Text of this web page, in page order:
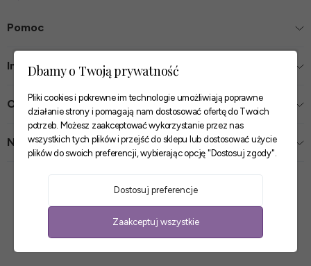
Pomoc
Informacje
O firmie
Nasze sklepy
Szybkie i pewne dostawy
Dbamy o Twoją prywatność
Pliki cookies i pokrewne im technologie umożliwiają poprawne
działanie strony i pomagają nam dostosować ofertę do Twoich
potrzeb. Możesz zaakceptować wykorzystanie przez nas
wszystkich tych plików i przejść do sklepu lub dostosować użycie
plików do swoich preferencji, wybierając opcję "Dostosuj zgody".
Dostosuj preferencje
Zaakceptuj wszystkie